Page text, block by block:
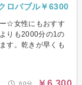
マ
ロバブル￥6300
☆女性にもおすす
りも2000分の1の
す。乾きが早くも